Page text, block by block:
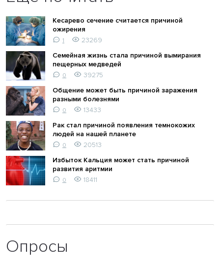
Кесарево сечение считается причиной
ожирения
1
23269
Семейная жизнь стала причиной вымирания
пещерных медведей
0
39275
Общение может быть причиной заражения
разными болезнями
0
13433
Рак стал причиной появления темнокожих
людей на нашей планете
0
20513
Избыток Кальция может стать причиной
развития аритмии
0 18411
Опросы